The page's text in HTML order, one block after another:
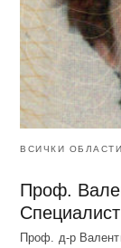
ВСИЧКИ ОБЛАСТИ
Проф.
Проф. д-р